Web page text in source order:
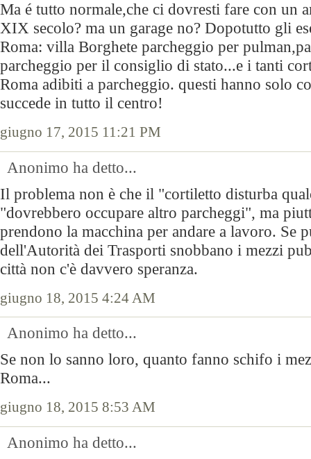
Ma é tutto normale,che ci dovresti fare con un
XIX secolo? ma un garage no? Dopotutto gli
Roma: villa Borghete parcheggio per
parcheggio per il consiglio di stato...e i tanti
Roma adibiti a parcheggio. questi hanno solo
succede in tutto il centro!
giugno 17, 2015 11:21 PM
Anonimo ha detto...
Il problema non è che il "cortiletto disturba
"dovrebbero occupare altro parcheggi", ma
prendono la macchina per andare a lavoro. Se
dell'Autorità dei Trasporti snobbano i mezzi
città non c'è davvero speranza.
giugno 18, 2015 4:24 AM
Anonimo ha detto...
Se non lo sanno loro, quanto fanno schifo i
Roma...
giugno 18, 2015 8:53 AM
Anonimo ha detto...